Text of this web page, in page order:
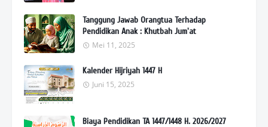
Tanggung Jawab Orangtua Terhadap
Pendidikan Anak : Khutbah Jum'at
Mei 11, 2025
Kalender Hijriyah 1447 H
Juni 15, 2025
Biaya Pendidikan TA 1447/1448 H. 2026/2027